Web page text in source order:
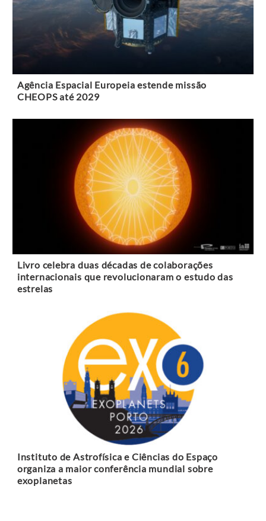
Agência Espacial Europeia estende missão
CHEOPS até 2029
Livro celebra duas décadas de colaborações
internacionais que revolucionaram o estudo das
estrelas
Instituto de Astrofísica e Ciências do Espaço
organiza a maior conferência mundial sobre
exoplanetas